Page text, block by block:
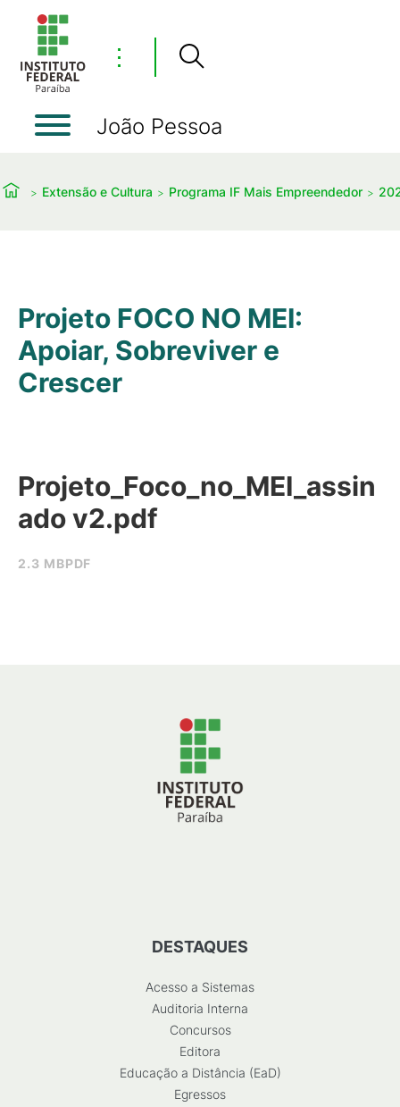
⋮
João Pessoa
Extensão e Cultura Programa IF Mais Empreendedor
Projeto FOCO NO MEI:
Apoiar, Sobreviver e
Crescer
2.3 MBPDF
Projeto_Foco_no_MEI_assin
ado v2.pdf
DESTAQUES
Acesso a Sistemas
Auditoria Interna
Concursos
Editora
Educação a Distância (EaD)
Egressos